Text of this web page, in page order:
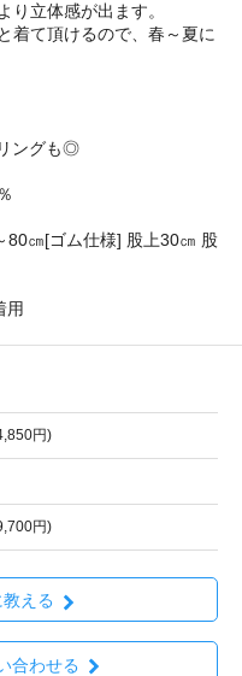
り立体感が出ます。
着て頂けるので、春～夏に
ングも◎
80㎝[ゴム仕様] 股上30㎝ 股
用
円)
円)
える
合わせる